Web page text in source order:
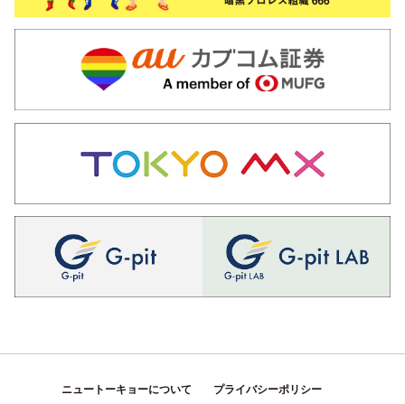
ニュートーキョーについて プライバシーポリシー